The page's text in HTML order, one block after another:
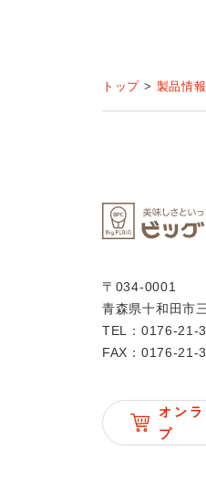
トップ 製品情報
〒034-0001
青森県十和田市
TEL：0176-21-
FAX：0176-21-
オン
プ